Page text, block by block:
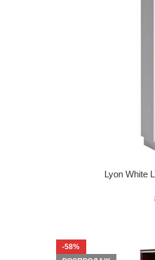
Lyon White
-58%